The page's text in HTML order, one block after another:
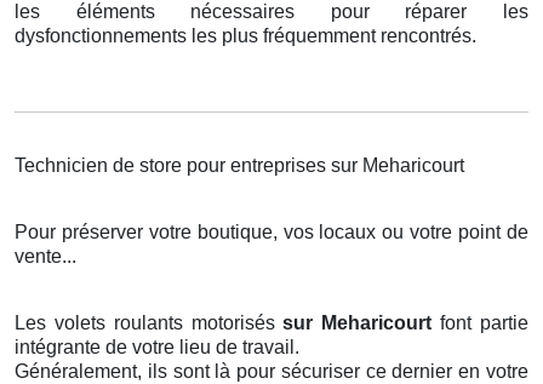
les éléments nécessaires pour réparer les
dysfonctionnements les plus fréquemment rencontrés.
Technicien de store pour entreprises sur Meharicourt
Pour préserver votre boutique, vos locaux ou votre point de
vente...
Les volets roulants motoriséssur Meharicourtfont partie
intégrante de votre lieu de travail.
Généralement, ils sont là pour sécuriser ce dernier en votre